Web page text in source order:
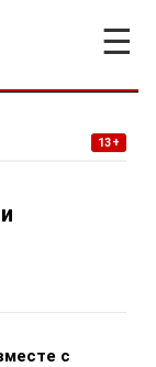
☰
13+
с